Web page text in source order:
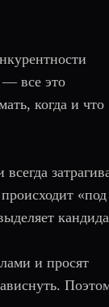
— все это
когда и что
«под
и просят